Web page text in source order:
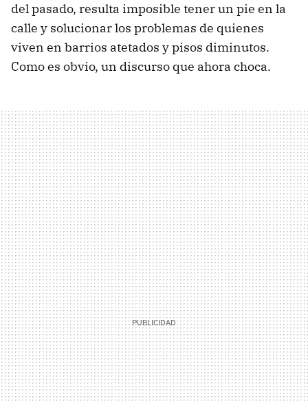
del pasado, resulta imposible tener un pie en la
calle y solucionar los problemas de quienes
viven en barrios atetados y pisos diminutos.
Como es obvio, un discurso que ahora choca.